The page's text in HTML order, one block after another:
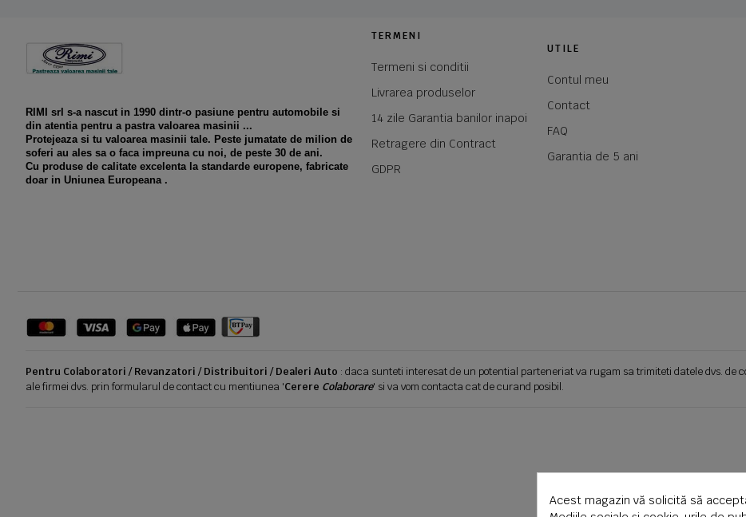
RIMI srl s-a nascut in 1990 dintr-o pasiune pentru automobile si
din atentia pentru a pastra valoarea masinii ...
Protejeaza si tu valoarea masinii tale. Peste jumatate de milion de
soferi au ales sa o faca impreuna cu noi, de peste 30 de ani.
Cu produse de calitate excelenta la standarde europene, fabricate
doar in Uniunea Europeana .
TERMENI
Termeni si conditii
Livrarea produselor
14 zile Garantia banilor inapoi
Retragere din Contract
GDPR
UTILE
Contul meu
Contact
FAQ
Garantia de 5 ani
Pentru Colaboratori / Revanzatori / Distribuitori / Dealeri Auto : daca sunteti interesat de un potential parteneriat va rugam sa trimiteti datele dvs. de
ale firmei dvs. prin formularul de contact cu mentiunea 'Cerere Colaborare' si va vom contacta cat de curand posibil.
Acest magazin vă solicită să